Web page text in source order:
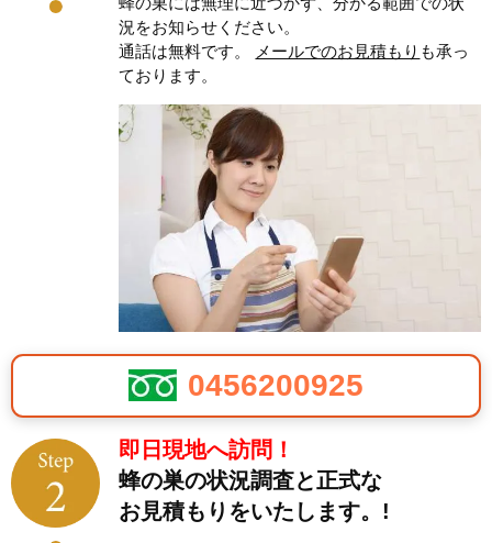
況をお知らせください。
通話は無料です。
メールでのお見積もり も承っ
ております。
0456200925
即日現地へ訪問！
蜂の巣の状況調査と正式な
お見積もりをいたします。!